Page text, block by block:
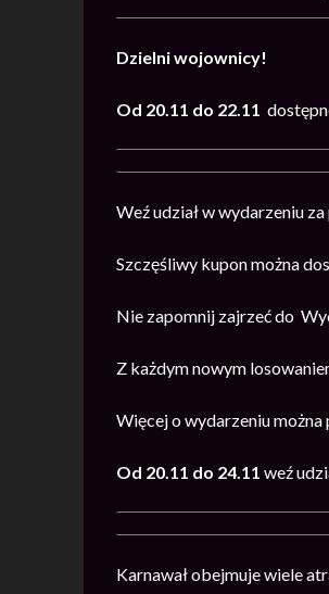
Dzielni wojownicy!
Od 20.11 do 22.11
Weź udział w wydarzeniu
Szczęśliwy kupon można
Nie zapomnij zajrzeć do
Z każdym nowym
Więcej o wydarzeniu
Od 20.11 do 24.11 weź
Karnawał obejmuje wiele